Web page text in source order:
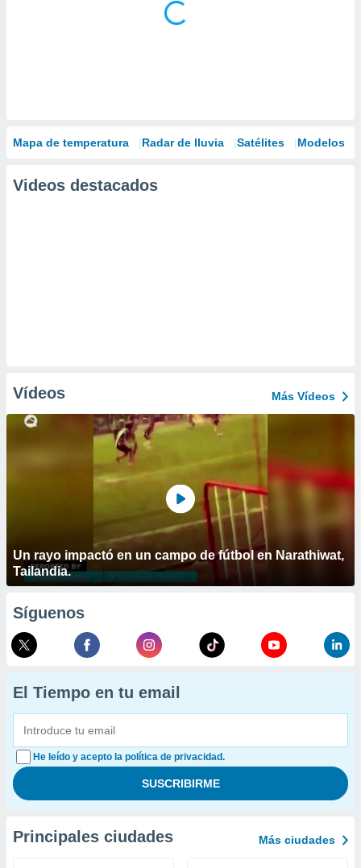
Mapa de temperatura Radar de lluvia Satélites Modelos
Videos destacados
Vídeos Más Vídeos
Un rayo impactó en un campo de fútbol en Narathiwat,
Tailandia.
Síguenos
El Tiempo en tu email
He leído y acepto la política de privacidad.
Principales ciudades Más ciudades